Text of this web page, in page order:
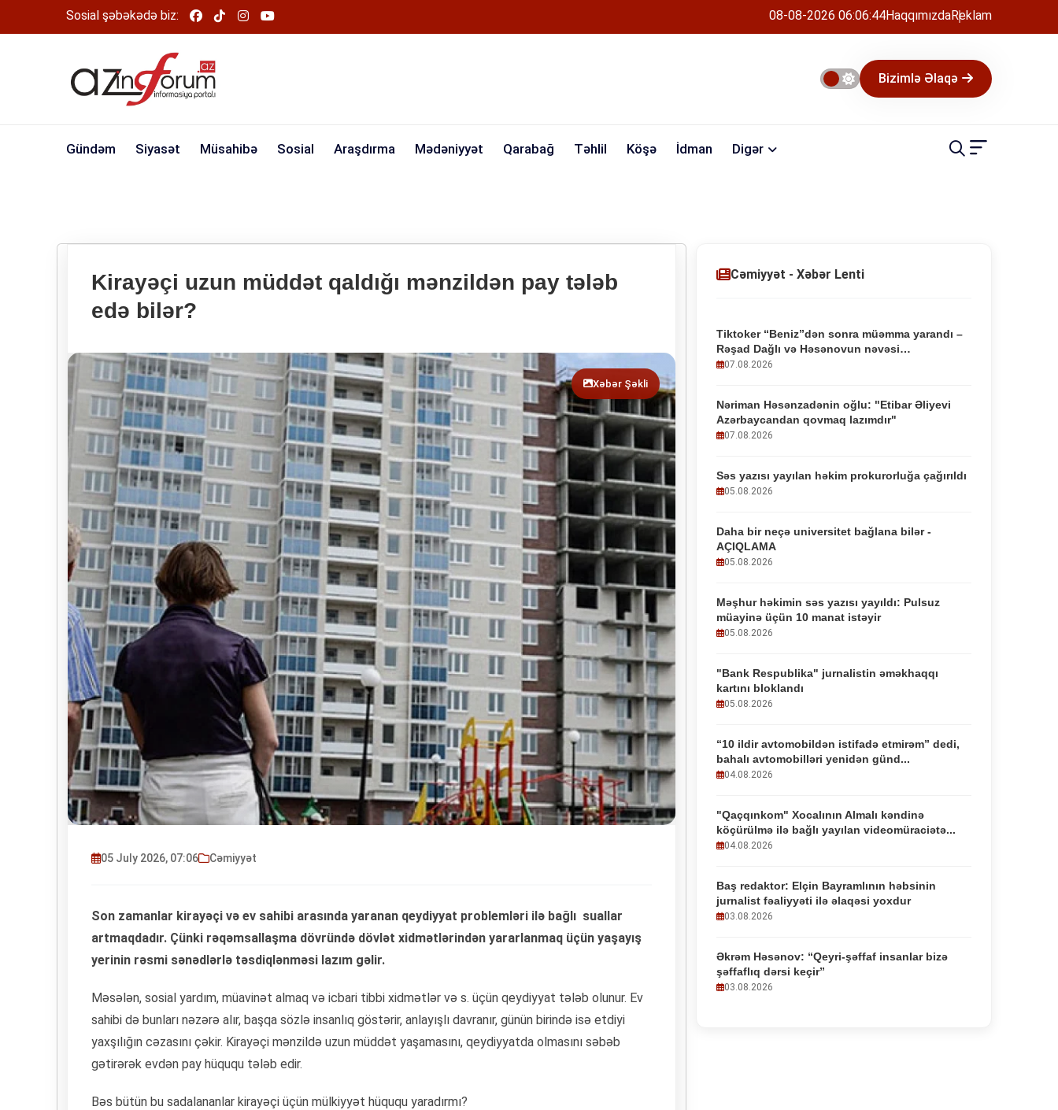
Sosial şəbəkədə biz: 08-08-2026 06:06:45HaqqımızdaReklam
Bizimlə Əlaqə
Gündəm Siyasət Müsahibə Sosial Araşdırma Mədəniyyət Qarabağ Təhlil Köşə İdman Digər
Kirayəçi uzun müddət qaldığı mənzildən pay tələb
edə bilər?
Xəbər Şəkli
05 July 2026, 07:06 Cəmiyyət
Son zamanlar kirayəçi və ev sahibi arasında yaranan qeydiyyat problemləri ilə bağlı suallar
artmaqdadır. Çünki rəqəmsallaşma dövründə dövlət xidmətlərindən yararlanmaq üçün yaşayış
yerinin rəsmi sənədlərlə təsdiqlənməsi lazım gəlir.
Məsələn, sosial yardım, müavinət almaq və icbari tibbi xidmətlər və s. üçün qeydiyyat tələb olunur. Ev
sahibi də bunları nəzərə alır, başqa sözlə insanlıq göstərir, anlayışlı davranır, günün birində isə etdiyi
yaxşılığın cəzasını çəkir. Kirayəçi mənzildə uzun müddət yaşamasını, qeydiyyatda olmasını səbəb
gətirərək evdən pay hüququ tələb edir.
Bəs bütün bu sadalananlar kirayəçi üçün mülkiyyət hüququ yaradırmı?
Cəmiyyət - Xəbər Lenti
Tiktoker “Beniz”dən sonra müəmma yarandı –
Rəşad Dağlı və Həsənovun nəvəsi…
07.08.2026
Nəriman Həsənzadənin oğlu: "Etibar Əliyevi
Azərbaycandan qovmaq lazımdır"
07.08.2026
Səs yazısı yayılan həkim prokurorluğa çağırıldı
05.08.2026
Daha bir neçə universitet bağlana bilər -
AÇIQLAMA
05.08.2026
Məşhur həkimin səs yazısı yayıldı: Pulsuz
müayinə üçün 10 manat istəyir
05.08.2026
"Bank Respublika" jurnalistin əməkhaqqı
kartını bloklandı
05.08.2026
“10 ildir avtomobildən istifadə etmirəm” dedi,
bahalı avtomobilləri yenidən günd...
04.08.2026
"Qaçqınkom" Xocalının Almalı kəndinə
köçürülmə ilə bağlı yayılan videomüraciətə...
04.08.2026
Baş redaktor: Elçin Bayramlının həbsinin
jurnalist fəaliyyəti ilə əlaqəsi yoxdur
03.08.2026
Əkrəm Həsənov: “Qeyri-şəffaf insanlar bizə
şəffaflıq dərsi keçir”
03.08.2026